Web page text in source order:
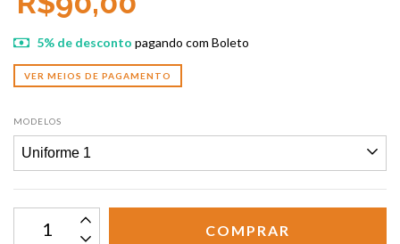
5% de desconto pagando com Boleto
VER MEIOS DE PAGAMENTO
MODELOS